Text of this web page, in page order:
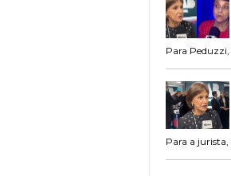
Para
Para a